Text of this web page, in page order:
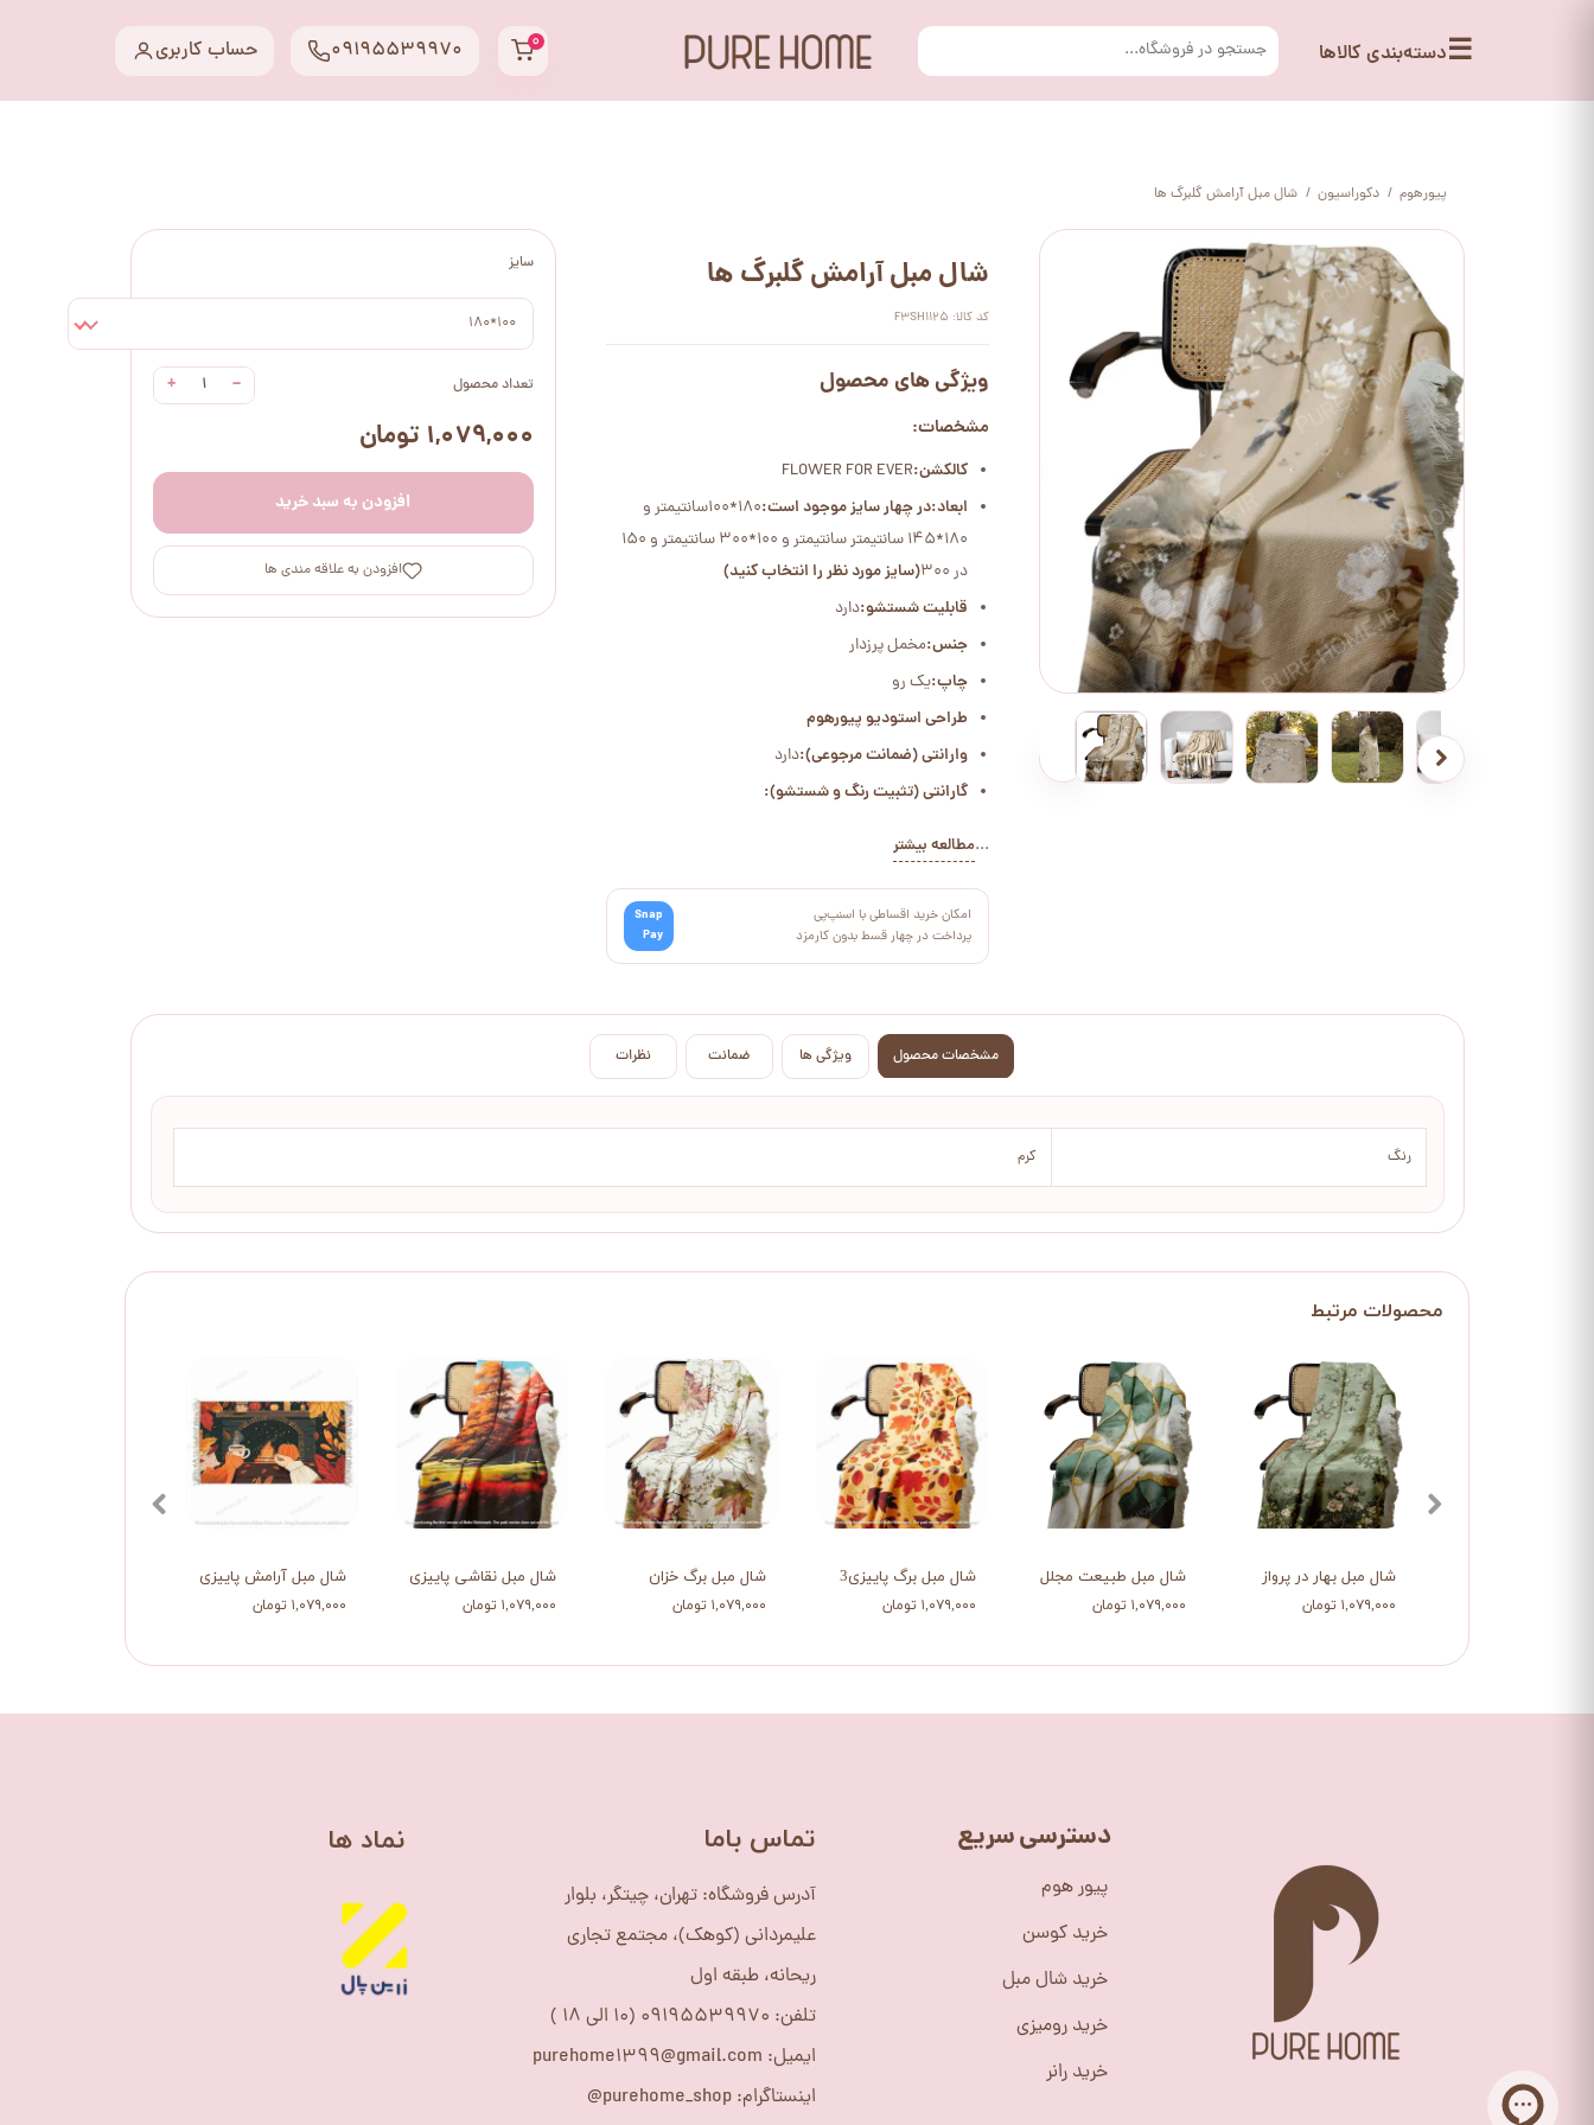
☰دسته‌بندی کالاها ۰ حساب کاربری 09195539970
پیورهوم دکوراسیون شال مبل آرامش گلبرگ ها
سایز
100*180
تعداد محصول −
+
۱,۰۷۹,۰۰۰ تومان
افزودن به سبد خرید
افزودن به علاقه مندی ها
شال مبل آرامش گلبرگ ها
کد کالا: F3SH1125
ویژگی های محصول
مشخصات:
کالکشن:FLOWER FOR EVER
ابعاد:در چهار سایز موجود است:
180*100سانتیمتر و
180*145 سانتیمتر سانتیمتر و 100*300 سانتیمتر و 150
در 300
(سایز مورد نظر را انتخاب کنید)
قابلیت شستشو:دارد
جنس:مخمل پرزدار
چاپ:یک رو
طراحی استودیو پیورهوم
وارانتی (ضمانت مرجوعی):دارد
گارانتی (تثبیت رنگ و شستشو):
...مطالعه بیشتر
امکان خرید اقساطی با اسنپ‌پی
پرداخت در چهار قسط بدون کارمزد
Snap
Pay
مشخصات محصول ویژگی ها ضمانت نظرات
رنگ کرم
شال مبل آرامش پاییزی
۱,۰۷۹,۰۰۰ تومان
شال مبل نقاشی پاییزی
۱,۰۷۹,۰۰۰ تومان
شال مبل برگ خزان
۱,۰۷۹,۰۰۰ تومان
شال مبل برگ پاییزی3
۱,۰۷۹,۰۰۰ تومان
شال مبل طبیعت مجلل
۱,۰۷۹,۰۰۰ تومان
شال مبل بهار در پرواز
۱,۰۷۹,۰۰۰ تومان
پیور هوم
خرید کوسن
خرید شال مبل
خرید رومیزی
خرید رانر
دسترسی سریع ​تماس باما
آدرس فروشگاه: تهران، چیتگر، بلوار
علیمردانی (کوهک)، مجتمع تجاری
ریحانه، طبقه اول
تلفن: 09195539970 (10 الی 18 )
ایمیل: purehome1399@gmail.com
اینستاگرام: purehome_shop@
​نماد ها